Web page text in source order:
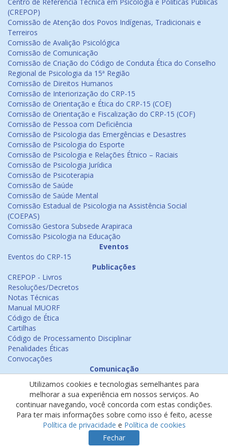
(CREPOP)
Comissão de Atenção dos Povos Indígenas, Tradicionais e
Terreiros
Comissão de Avalição Psicológica
Comissão de Comunicação
Comissão de Criação do Código de Conduta Ética do Conselho
Regional de Psicologia da 15ª Região
Comissão de Direitos Humanos
Comissão de Interiorização do CRP-15
Comissão de Orientação e Ética do CRP-15 (COE)
Comissão de Orientação e Fiscalização do CRP-15 (COF)
Comissão de Pessoa com Deficiência
Comissão de Psicologia das Emergências e Desastres
Comissão de Psicologia do Esporte
Comissão de Psicologia e Relações Étnico – Raciais
Comissão de Psicologia Jurídica
Comissão de Psicoterapia
Comissão de Saúde
Comissão de Saúde Mental
Comissão Estadual de Psicologia na Assistência Social
(COEPAS)
Comissão Gestora Subsede Arapiraca
Comissão Psicologia na Educação
Eventos
Eventos do CRP-15
Publicações
CREPOP - Livros
Resoluções/Decretos
Notas Técnicas
Manual MUORF
Código de Ética
Cartilhas
Código de Processamento Disciplinar
Penalidades Éticas
Convocações
Comunicação
Emissão de Certificados
Psicologia na Mídia
Ouvidoria
Política de cookies
Política de privacidade
Utilizamos cookies e tecnologias semelhantes para
melhorar a sua experiência em nossos serviços. Ao
continuar navegando, você concorda com estas condições.
Para ter mais informações sobre como isso é feito, acesse
Política de privacidade e Política de cookies
Fechar